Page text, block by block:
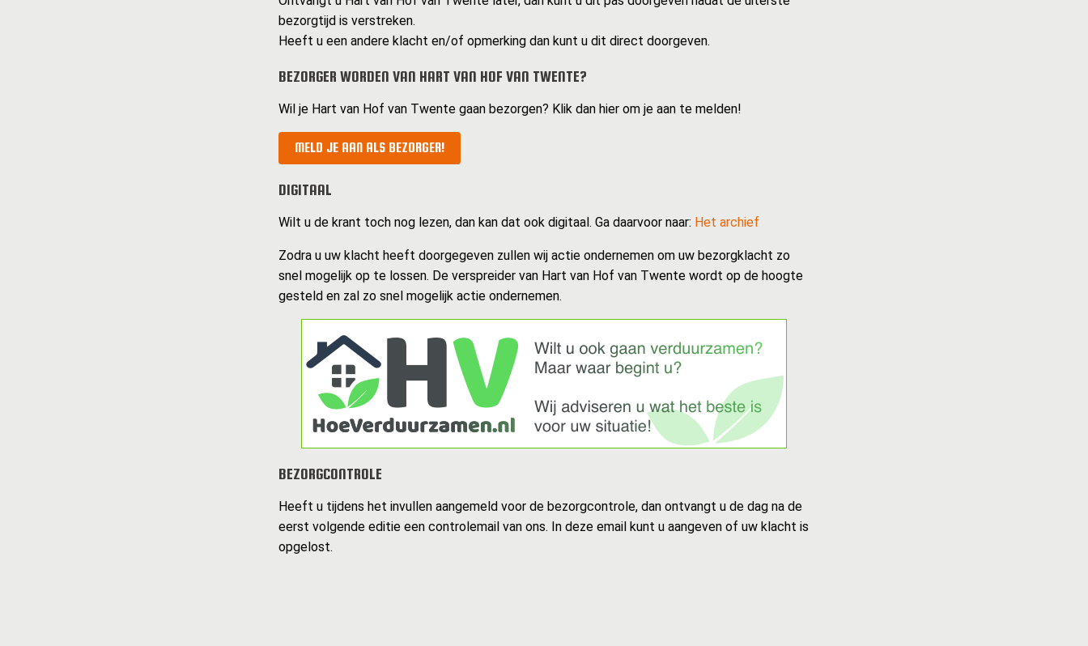
bezorgtijd is verstreken.
Heeft u een andere klacht en/of opmerking dan kunt u dit direct doorgeven.
BEZORGER WORDEN VAN HART VAN HOF VAN TWENTE?
Wil je Hart van Hof van Twente gaan bezorgen? Klik dan hier om je aan te melden!
MELD JE AAN ALS BEZORGER!
DIGITAAL
Wilt u de krant toch nog lezen, dan kan dat ook digitaal. Ga daarvoor naar: Het archief
Zodra u uw klacht heeft doorgegeven zullen wij actie ondernemen om uw bezorgklacht zo
snel mogelijk op te lossen. De verspreider van Hart van Hof van Twente wordt op de hoogte
gesteld en zal zo snel mogelijk actie ondernemen.
BEZORGCONTROLE
Heeft u tijdens het invullen aangemeld voor de bezorgcontrole, dan ontvangt u de dag na de
eerst volgende editie een controlemail van ons. In deze email kunt u aangeven of uw klacht is
opgelost.